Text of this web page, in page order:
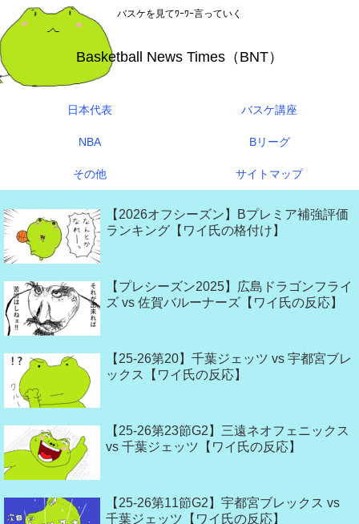
バスケを見てﾜｰﾜｰ言っていく
Basketball News Times（BNT）
日本代表 バスケ講座
NBA Bリーグ
その他 サイトマップ
【2026オフシーズン】Bプレミア補強評価
ランキング【ワイ氏の格付け】
【プレシーズン2025】広島ドラゴンフライ
ズ vs 佐賀バルーナーズ【ワイ氏の反応】
【25-26第20】千葉ジェッツ vs 宇都宮ブレ
ックス【ワイ氏の反応】
【25-26第23節G2】三遠ネオフェニックス
vs 千葉ジェッツ【ワイ氏の反応】
【25-26第11節G2】宇都宮ブレックス vs
千葉ジェッツ【ワイ氏の反応】